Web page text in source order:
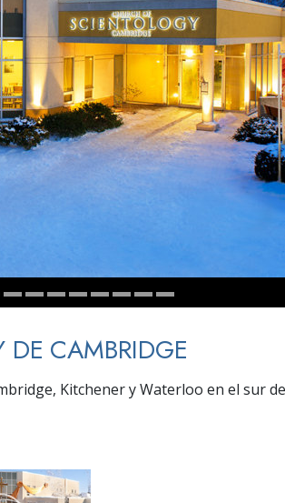
DE CAMBRIDGE
Kitchener y Waterloo en el sur de